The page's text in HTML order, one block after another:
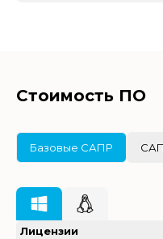
Стоимость ПО
Базовые САПР
Лицензии